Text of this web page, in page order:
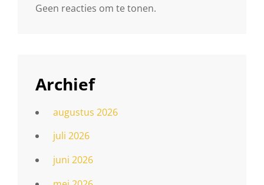
Geen reacties om te tonen.
Archief
augustus 2026
juli 2026
juni 2026